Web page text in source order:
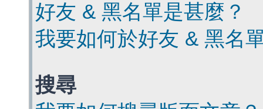
好友 & 黑名單是甚麼？
我要如何於好友 & 黑名
搜尋